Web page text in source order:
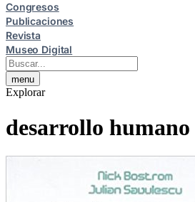
Congresos
Publicaciones
Revista
Museo Digital
menu
Explorar
desarrollo humano